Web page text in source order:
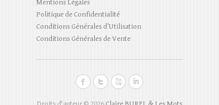
Mentions Légales
Politique de Confidentialité
Conditions Générales d’Utilisation
Conditions Générales de Vente